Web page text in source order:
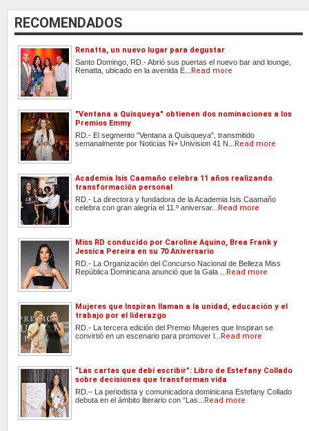
RECOMENDADOS
Renatta, un nuevo lugar para degustar
Santo Domingo, RD.- Abrió sus puertas el nuevo bar and lounge,
Renatta, ubicado en la avenida E...
Read more
"Ventana a Quisqueya" obtienen dos nominaciones a los
Premios Emmy
RD.- El segmento "Ventana a Quisqueya", transmitido
semanalmente por Noticias N+ Univision 41 N...
Read more
Academia Isis Caamaño celebra 11 años realizando
transformación personal
RD.- La directora y fundadora de la Academia Isis Caamaño
celebra con gran alegría el 11.º aniversar...
Read more
Miss RD conducido por Caroline Aquino, Brea Frank y
Jessica Pereira en su 70 Aniversario
RD.- La Organización del Concurso Nacional de Belleza Miss
República Dominicana anunció que la Gala ...
Read more
Mujeres que Inspiran llaman a la unidad, educación y el
trabajo por el liderazgo
RD.- La tercera edición del Premio Mujeres que Inspiran se
convirtió en un escenario para promover l...
Read more
“Las cartas que debí escribir”: Libro de Estefany Collado
sobre decisiones que transforman vida
RD.– La periodista y comunicadora dominicana Estefany Collado
debuta en el ámbito literario con “Las...
Read more